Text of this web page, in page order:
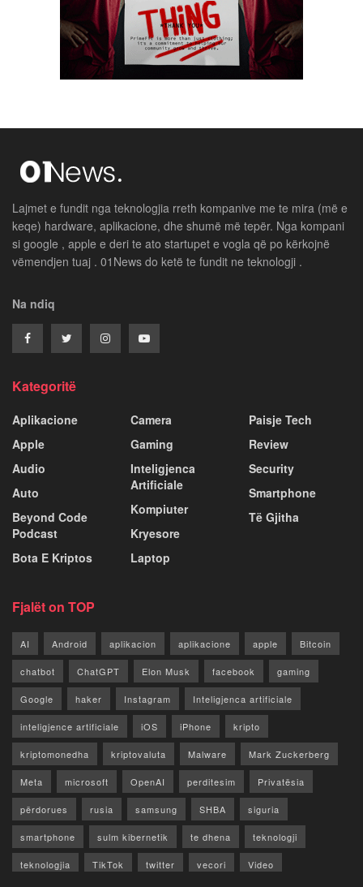
Lajmet e fundit nga teknologjia rreth kompanive me te mira (më e
keqe) hardware, aplikacione, dhe shumë më tepër. Nga kompani
si google , apple e deri te ato startupet e vogla që po kërkojnë
vëmendjen tuaj . 01News do ketë te fundit ne teknologji .
Na ndiq
Kategoritë
Aplikacione
Apple
Audio
Auto
Beyond Code
Podcast
Bota E Kriptos
Camera
Gaming
Inteligjenca
Artificiale
Kompiuter
Kryesore
Laptop
Paisje Tech
Review
Security
Smartphone
Të Gjitha
Fjalët on TOP
AI Android aplikacion aplikacione apple Bitcoin
chatbot ChatGPT Elon Musk facebook gaming
Google haker Instagram Inteligjenca artificiale
inteligjence artificiale iOS iPhone kripto
kriptomonedha kriptovaluta Malware Mark Zuckerberg
Meta microsoft OpenAI perditesim Privatësia
përdorues rusia samsung SHBA siguria
smartphone sulm kibernetik te dhena teknologji
teknologjia TikTok twitter vecori Video